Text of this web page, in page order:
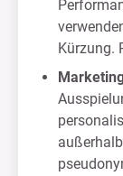
Kürzung.